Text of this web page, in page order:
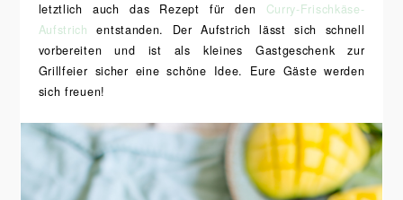
letztlich auch das Rezept für den Curry-Frischkäse-
Aufstrich
entstanden. Der Aufstrich lässt sich schnell
vorbereiten und ist als kleines Gastgeschenk zur
Grillfeier sicher eine schöne Idee. Eure Gäste werden
sich freuen!